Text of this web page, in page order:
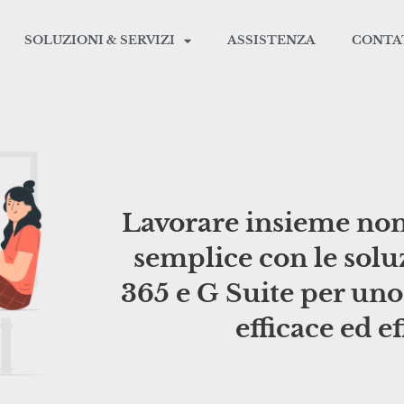
SOLUZIONI & SERVIZI ASSISTENZA
Lavorare insieme
semplice con le
365 e G Suite per
efficace ed